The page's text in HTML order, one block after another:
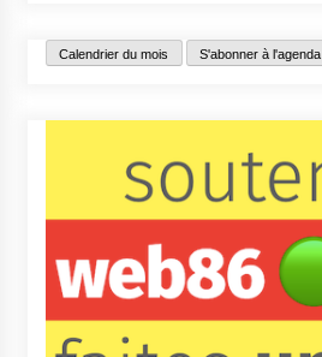
Calendrier du mois S'abonner à l'agenda